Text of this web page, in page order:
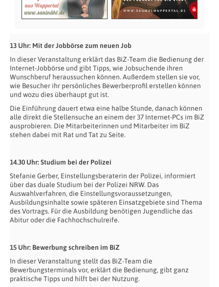
13 Uhr: Mit der Jobbörse zum neuen Job
In dieser Veranstaltung erklärt das BiZ-Team die Bedienung der
Internet-Jobbörse und gibt Tipps, wie Jobsuchende ihren
Wunschberuf heraussuchen können. Außerdem stellen sie vor,
wie Besucher ihr persönliches Bewerberprofil erstellen können
und wozu dies überhaupt gut ist.
Die Einführung dauert etwa eine halbe Stunde, danach können
alle direkt die Stellensuche an einem der 37 Internet-PCs im BiZ
ausprobieren. Die Mitarbeiterinnen und Mitarbeiter im BiZ
stehen dabei mit Rat und Tat zu Seite.
14.30 Uhr: Studium bei der Polizei
Stefanie Gerber, Einstellungsberaterin der Polizei, informiert
über das duale Studium bei der Polizei NRW. Das
Auswahlverfahren, die Einstellungsvoraussetzungen,
Ausbildungsinhalte sowie späteren Einsatzgebiete sind Thema
des Vortrags. Für die Ausbildung benötigen Jugendliche das
Abitur oder die Fachhochschulreife.
15 Uhr: Bewerbung schreiben im BiZ
In dieser Veranstaltung stellt das BiZ-Team die
Bewerbungsterminals vor, erklärt die Bedienung, gibt ganz
praktische Tipps und hilft bei der Nutzung.